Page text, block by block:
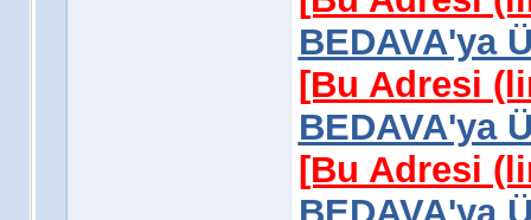
BEDAVA'ya
[Bu Adresi
BEDAVA'ya
[Bu Adresi